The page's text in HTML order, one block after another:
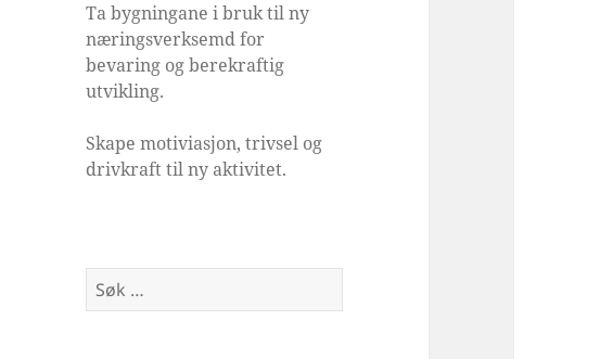
Ta bygningane i bruk til ny
næringsverksemd for
bevaring og berekraftig
utvikling.
Skape motiviasjon, trivsel og
drivkraft til ny aktivitet.
Søk
etter: